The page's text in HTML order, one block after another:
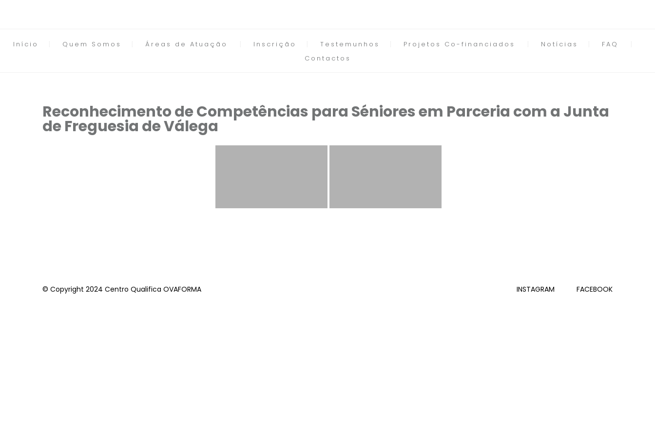
Início Quem Somos Áreas de Atuação Inscrição Testemunhos Projetos Co-financiados Notícias
FAQ
Contactos
Reconhecimento de Competências para Séniores em Parceria com a Junta
de Freguesia de Válega
© Copyright 2024 Centro Qualifica OVAFORMA FACEBOOK
INSTAGRAM